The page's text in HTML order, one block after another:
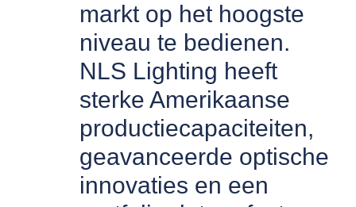
markt op het hoogste
niveau te bedienen.
NLS Lighting heeft
sterke Amerikaanse
productiecapaciteiten,
geavanceerde optische
innovaties en een